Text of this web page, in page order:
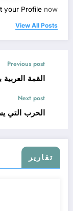
your Profile now.
View All Posts
Previous post
القمة
Next post
الحرب التي
تقارير